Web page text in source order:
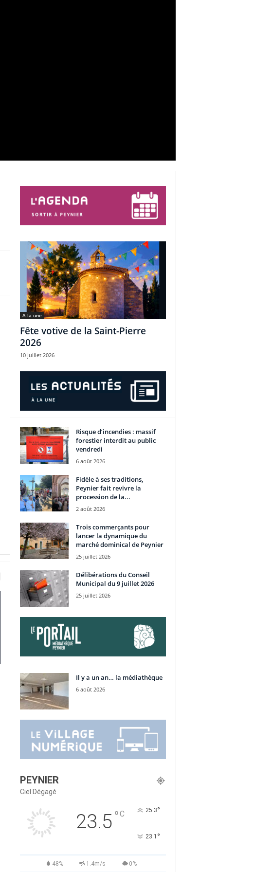
A la une
Fête votive de la Saint-Pierre
2026
10 juillet 2026
Risque d’incendies : massif
forestier interdit au public
vendredi
6 août 2026
Fidèle à ses traditions,
Peynier fait revivre la
procession de la...
2 août 2026
Trois commerçants pour
lancer la dynamique du
marché dominical de Peynier
25 juillet 2026
Délibérations du Conseil
Municipal du 9 juillet 2026
25 juillet 2026
Il y a un an… la médiathèque
6 août 2026
PEYNIER
Ciel Dégagé
23.5°C 25.3°
23.1 °
48% 1.4m/s 0%